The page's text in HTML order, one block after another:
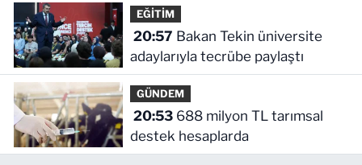
EĞİTİM
20:57
adaylarıyla tecrübe paylaştı
GÜNDEM
20:53688 milyon TL tarımsal
destek hesaplarda